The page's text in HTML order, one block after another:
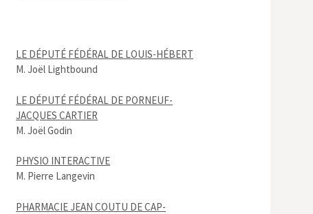
LE DÉPUTÉ FÉDÉRAL DE LOUIS-HÉBERT
M. Joël Lightbound
LE DÉPUTÉ FÉDÉRAL DE PORNEUF-
JACQUES CARTIER
M. Joël Godin
PHYSIO INTERACTIVE
M. Pierre Langevin
PHARMACIE JEAN COUTU DE CAP-